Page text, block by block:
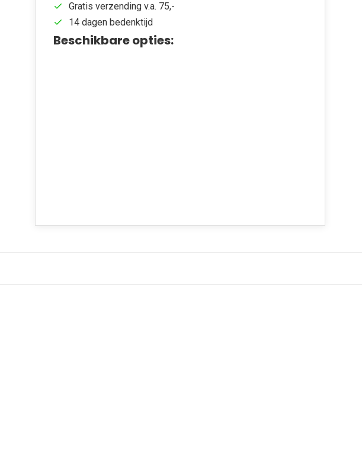
Gratis verzending v.a. 75,-
14 dagen bedenktijd
Beschikbare opties: